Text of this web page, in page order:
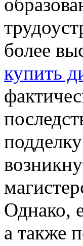
более
купить
Однако,
а также